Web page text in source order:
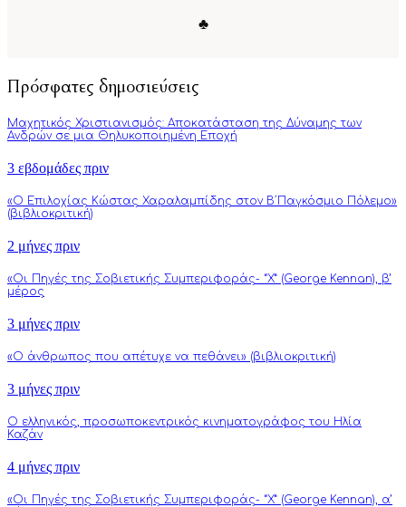
♣
Πρόσφατες δημοσιεύσεις
Μαχητικός Χριστιανισμός: Αποκατάσταση της Δύναμης των
Ανδρών σε μια Θηλυκοποιημένη Εποχή
3 εβδομάδες πριν
«Ο Επιλοχίας Κώστας Χαραλαμπίδης στον Β΄Παγκόσμιο Πόλεμο»
(βιβλιοκριτική)
2 μήνες πριν
«Οι Πηγές της Σοβιετικής Συμπεριφοράς- “Χ” (George Kennan), β’
μέρος
3 μήνες πριν
«Ο άνθρωπος που απέτυχε να πεθάνει» (βιβλιοκριτική)
3 μήνες πριν
Ο ελληνικός, προσωποκεντρικός κινηματογράφος του Ηλία
Καζάν
4 μήνες πριν
«Οι Πηγές της Σοβιετικής Συμπεριφοράς- “Χ” (George Kennan), α’